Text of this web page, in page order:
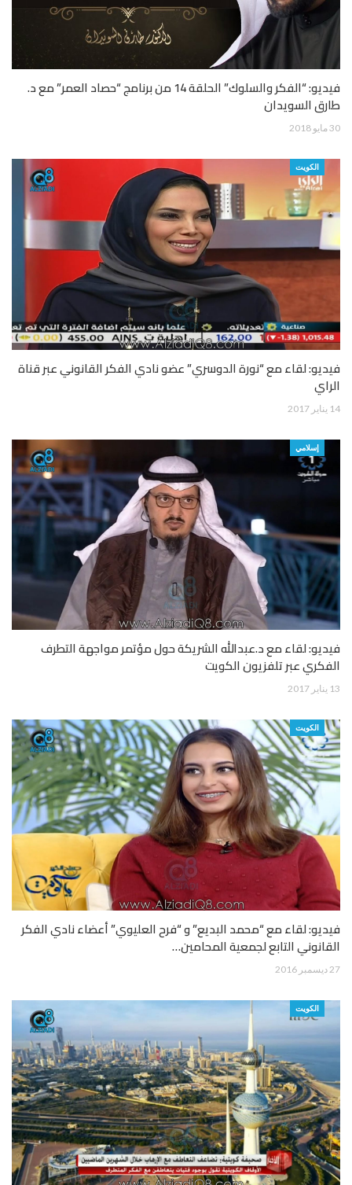
فيديو: “الفكر والسلوك” الحلقة 14 من برنامج “حصاد العمر” مع د.
طارق السويدان
30 مايو 2018
الكويت
فيديو: لقاء مع “نورة الدوسري” عضو نادي الفكر القانوني عبر قناة
الراي
14 يناير 2017
إسلامي
فيديو: لقاء مع د.عبدالله الشريكة حول مؤتمر مواجهة التطرف
الفكري عبر تلفزيون الكويت
13 يناير 2017
الكويت
فيديو: لقاء مع “محمد البديع” و “فرح العليوي” أعضاء نادي الفكر
القانوني التابع لجمعية المحامين…
27 ديسمبر 2016
الكويت